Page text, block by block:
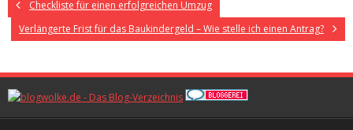
Checkliste für einen erfolgreichen Umzug
Verlängerte Frist für das Baukindergeld – Wie stelle ich einen Antrag?